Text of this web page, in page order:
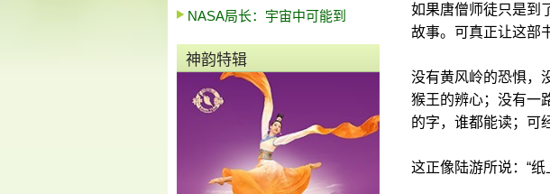
NASA局长：宇宙中可能到
神韵特辑
如果唐僧师徒只是到
故事。可真正让这部
没有黄风岭的恐惧，
猴王的辨心；没有一
的字，谁都能读；可
这正像陆游所说：“